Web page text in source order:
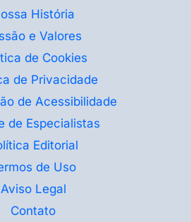
História
e Valores
de Cookies
de Privacidade
de Acessibilidade
de Especialistas
Editorial
de Uso
Aviso Legal
Contato